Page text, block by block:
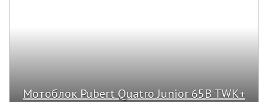
Мотоблок Pubert Quatro Junior 65B TWK+